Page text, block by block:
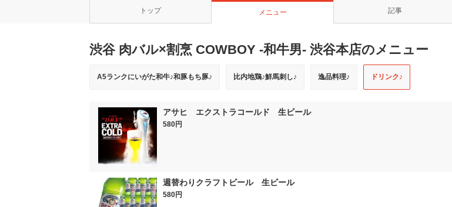
トップ メニュー 記事
渋谷 肉バル×割烹 COWBOY -和牛男- 渋谷本店のメニュー
A5ランクにいがた和牛♪和豚もち豚♪ 比内地鶏♪鮮馬刺し♪ 逸品料理♪ ドリンク♪
アサヒ エクストラコールド 生ビール
580円
週替わりクラフトビール 生ビール
580円